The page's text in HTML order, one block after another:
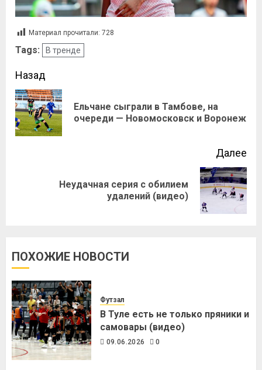
Материал прочитали: 728
Tags: В тренде
Назад
Ельчане сыграли в Тамбове, на
очереди — Новомосковск и Воронеж
Далее
Неудачная серия с обилием
удалений (видео)
ПОХОЖИЕ НОВОСТИ
Футзал
В Туле есть не только пряники и
самовары (видео)
09.06.2026 0